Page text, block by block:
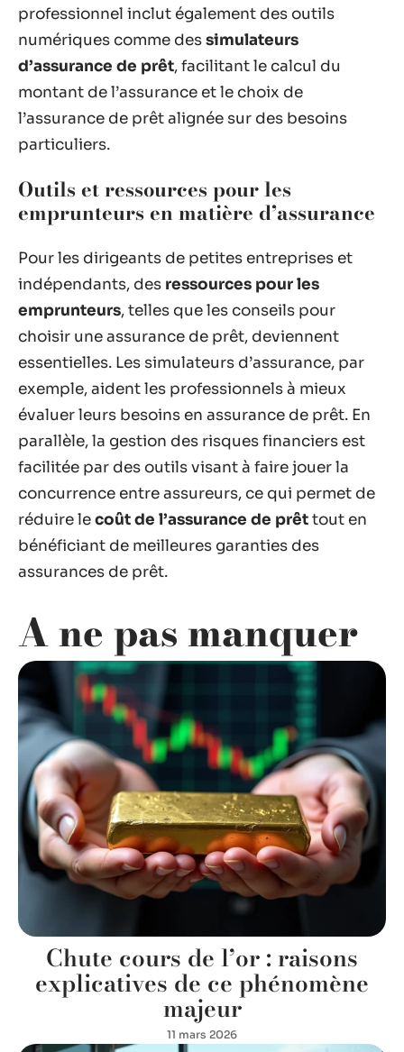
professionnel inclut également des outils
numériques comme dessimulateurs
d’assurance de prêt, facilitant le calcul du
montant de l’assurance et le choix de
l’assurance de prêt alignée sur des besoins
particuliers.
Outils et ressources pour les
emprunteurs en matière d’assurance
Pour les dirigeants de petites entreprises et
indépendants, des ressources pour les
emprunteurs, telles que les conseils pour
choisir une assurance de prêt, deviennent
essentielles. Les simulateurs d’assurance, par
exemple, aident les professionnels à mieux
évaluer leurs besoins en assurance de prêt. En
parallèle, la gestion des risques financiers est
facilitée par des outils visant à faire jouer la
concurrence entre assureurs, ce qui permet de
réduire lecoût de l’assurance de prêttout en
bénéficiant de meilleures garanties des
assurances de prêt.
A ne pas manquer
Chute cours de l’or : raisons
explicatives de ce phénomène
majeur
11 mars 2026